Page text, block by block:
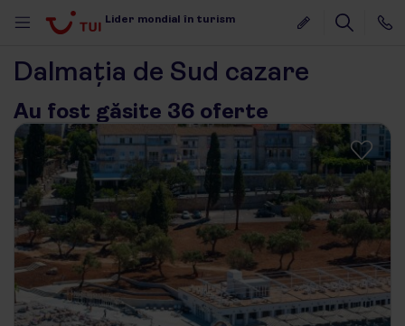
Lider mondial în turism
Dalmația de Sud cazare
Au fost găsite 36 oferte